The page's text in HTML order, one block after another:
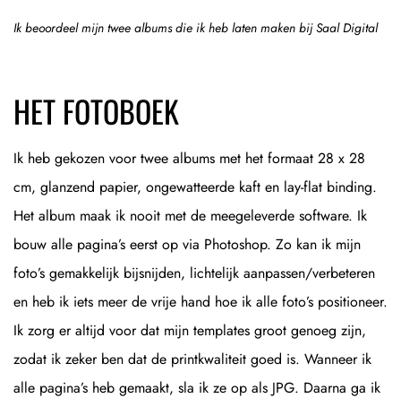
Ik beoordeel mijn twee albums die ik heb laten maken bij Saal Digital
HET FOTOBOEK
Ik heb gekozen voor twee albums met het formaat 28 x 28
cm, glanzend papier, ongewatteerde kaft en lay-flat binding.
Het album maak ik nooit met de meegeleverde software. Ik
bouw alle pagina’s eerst op via Photoshop. Zo kan ik mijn
foto’s gemakkelijk bijsnijden, lichtelijk aanpassen/verbeteren
en heb ik iets meer de vrije hand hoe ik alle foto’s positioneer.
Ik zorg er altijd voor dat mijn templates groot genoeg zijn,
zodat ik zeker ben dat de printkwaliteit goed is. Wanneer ik
alle pagina’s heb gemaakt, sla ik ze op als JPG. Daarna ga ik